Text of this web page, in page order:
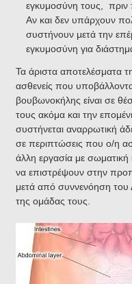
εγκυμοσύνη τους,
Αν και δεν υπάρχουν
συστήνουν μετά την
εγκυμοσύνη για
Τα άριστα αποτελέσματα
ασθενείς που
βουβωνοκήλης είναι σε
τους ακόμα και την
συστήνεται αναρρωτική
σε περιπτώσεις που ο/η
άλλη εργασία με
να επιστρέψουν στην
μετά από συννενόηση του
της ομάδας τους.